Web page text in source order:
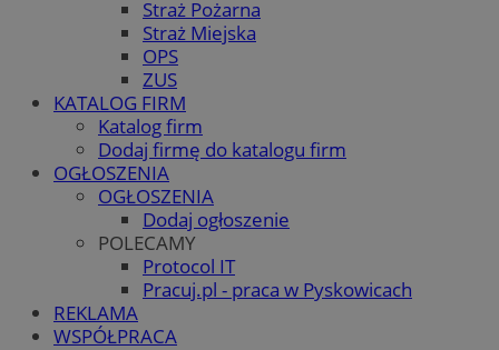
Straż Pożarna
Straż Miejska
OPS
ZUS
KATALOG FIRM
Katalog firm
Dodaj firmę do katalogu firm
OGŁOSZENIA
OGŁOSZENIA
Dodaj ogłoszenie
POLECAMY
Protocol IT
Pracuj.pl - praca w Pyskowicach
REKLAMA
WSPÓŁPRACA